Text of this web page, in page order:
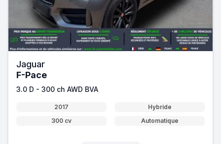
Jaguar
F-Pace
3.0 D - 300 ch AWD BVA
2017
Hybride
300 cv
Automatique